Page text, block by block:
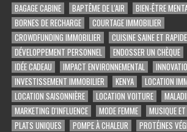
BAGAGE CABINE
BAPTÊME DE L'AIR
BIEN-ÊTRE
BORNES DE RECHARGE
COURTAGE IMMOBILIER
CROWDFUNDING IMMOBILIER
CUISINE SAINE ET RAPIDE
DÉVELOPPEMENT PERSONNEL
ENDOSSER UN CHÈQUE
IDÉE CADEAU
IMPACT ENVIRONNEMENTAL
INVESTISSEMENT IMMOBILIER
KENYA
LOCATION
LOCATION SAISONNIÈRE
LOCATION VOITURE
MARKETING D'INFLUENCE
MODE FEMME MUSIQUE
PLATS UNIQUES
POMPE À CHALEUR
PROTÉINES